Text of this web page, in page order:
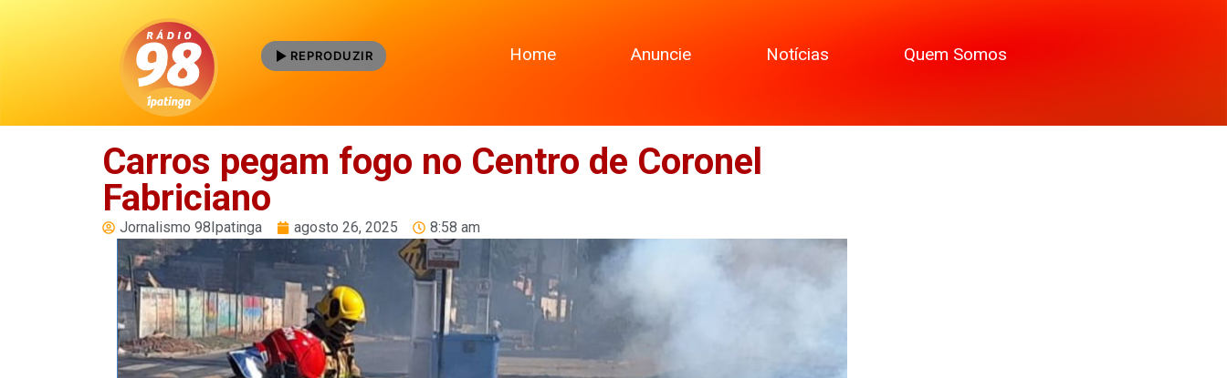
REPRODUZIR Home Anuncie Notícias Quem Somos
Carros pegam fogo no Centro de Coronel
Fabriciano
Jornalismo 98Ipatinga agosto 26, 2025 8:58 am